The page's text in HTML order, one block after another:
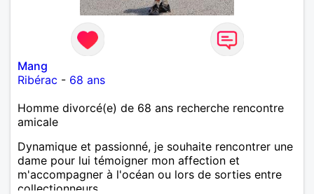
Mang
Ribérac - 68 ans
Homme divorcé(e) de 68 ans recherche rencontre
amicale
Dynamique et passionné, je souhaite rencontrer une
dame pour lui témoigner mon affection et
m'accompagner à l'océan ou lors de sorties entre
collectionneurs.